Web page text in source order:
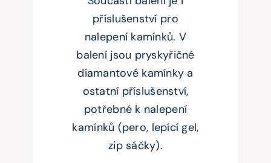
příslušenství pro
nalepení kamínků. V
balení jsou pryskyřičné
diamantové kamínky a
ostatní příslušenství,
potřebné k nalepení
kamínků (pero, lepící gel,
zip sáčky).